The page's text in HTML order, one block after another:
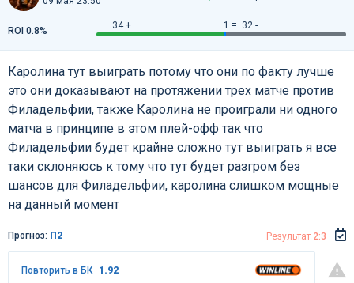
34 + 1 = 32 -
ROI 0.8%
Каролина тут выиграть потому что они по факту лучше
это они доказывают на протяжении трех матче против
Филадельфии, также Каролина не проиграли ни одного
матча в принципе в этом плей-офф так что
Филадельфии будет крайне сложно тут выиграть я все
таки склоняюсь к тому что тут будет разгром без
шансов для Филадельфии, каролина слишком мощные
на данный момент
Прогноз: П2 Результат 2:3
Повторить в БК 1.92